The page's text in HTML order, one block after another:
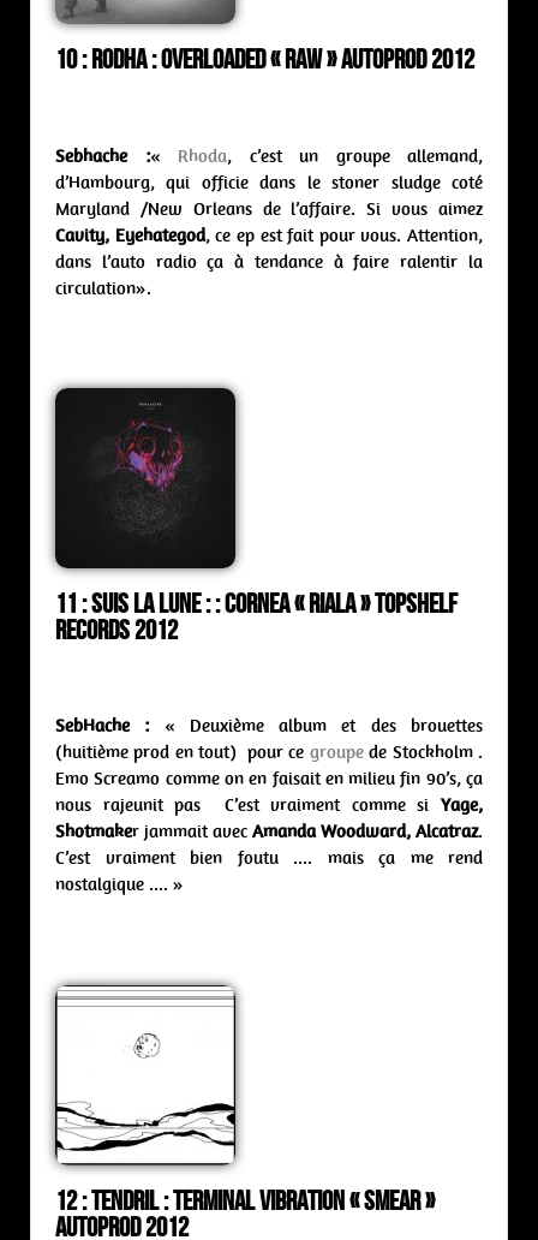
10 : Rodha :overloaded « Raw » Autoprod 2012
Sebhache :« Rhoda, c’est un groupe allemand,
d’Hambourg, qui officie dans le stoner sludge coté
Maryland /New Orleans de l’affaire. Si vous aimez
Cavity, Eyehategod, ce ep est fait pour vous. Attention,
dans l’auto radio ça à tendance à faire ralentir la
circulation».
11 : Suis La Lune :: cornea « Riala » Topshelf
Records 2012
SebHache :« Deuxième album et des brouettes
(huitième prod en tout) pour ce groupede Stockholm .
Emo Screamo comme on en faisait en milieu fin 90’s, ça
nous rajeunit pas C’est vraiment comme si Yage,
Shotmaker jammait avec Amanda Woodward, Alcatraz.
C’est vraiment bien foutu …. mais ça me rend
nostalgique …. »
12 : Tendril : terminal vibration « Smear »
Autoprod 2012